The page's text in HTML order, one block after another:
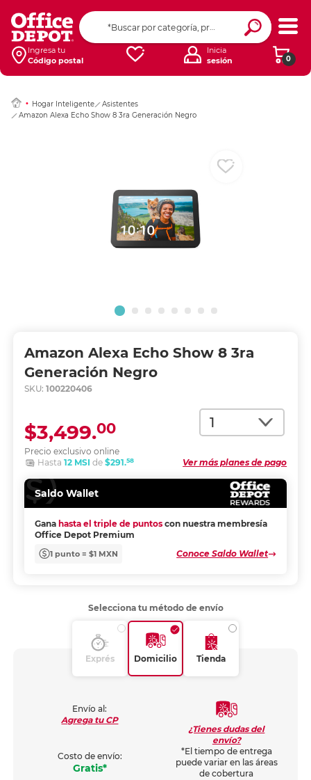
Ingresa tu
Código postal
0
Inicia
sesión
Hogar Inteligente
Asistentes
Amazon Alexa Echo Show 8 3ra Generación Negro
Amazon Alexa Echo Show 8 3ra
Generación Negro
SKU: 100220406
Cantidad
Precio exclusivo online
$3,499.00
Ver más planes de pago
Hasta 12 MSI de $291.58
Saldo Wallet
Gana hasta el triple de puntos con nuestra membresía
Office Depot Premium
1 punto = $1 MXN Conoce Saldo Wallet
Ingresar Codigo
Selecciona tu método de envío
Exprés Domicilio Tienda
Envío al:
Agrega tu CP
Costo de envío:
Gratis*
¿Tienes dudas del
envío?
*El tiempo de entrega
puede variar en las áreas
de cobertura